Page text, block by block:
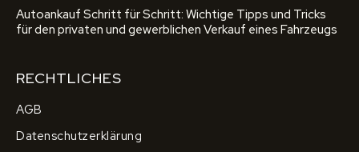
Autoankauf Schritt für Schritt: Wichtige Tipps und Tricks
für den privaten und gewerblichen Verkauf eines Fahrzeugs
RECHTLICHES
AGB
Datenschutzerklärung